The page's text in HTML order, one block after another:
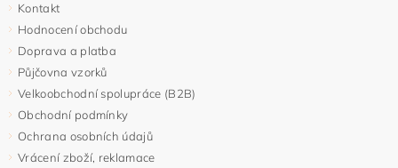
Kontakt
Hodnocení obchodu
Doprava a platba
Půjčovna vzorků
Velkoobchodní spolupráce (B2B)
Obchodní podmínky
Ochrana osobních údajů
Vrácení zboží, reklamace